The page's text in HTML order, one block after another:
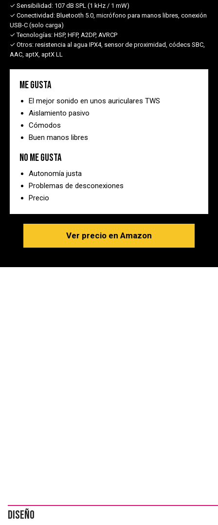
✓ Sensibilidad: 107 dB SPL (1 kHz / 1 mW)
✓ Conectividad: Bluetooth 5.0, micrófono para manos libres, conexión
USB-C (solo carga)
✓ Tecnologías: HSP, HFP, A2DP, AVRCP
✓ Otros: resistencia al agua IPX4, sensor de proximidad, códecs SBC,
AAC, aptX, aptX LL
Me gusta
El mejor sonido en unos auriculares TWS
Aislamiento pasivo
Cómodos
Buen manos libres
No me gusta
Autonomía justa
Problemas de desconexiones
Precio
Ver precio en Amazon
Diseño